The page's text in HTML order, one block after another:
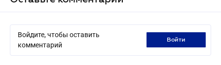
Войдите, чтобы оставить
комментарий
войти